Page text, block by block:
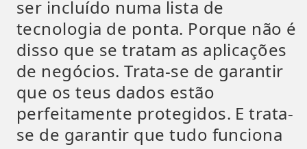
ser incluído numa lista de
tecnologia de ponta. Porque não é
disso que se tratam as aplicações
de negócios. Trata-se de garantir
que os teus dados estão
perfeitamente protegidos. E trata-
se de garantir que tudo funciona